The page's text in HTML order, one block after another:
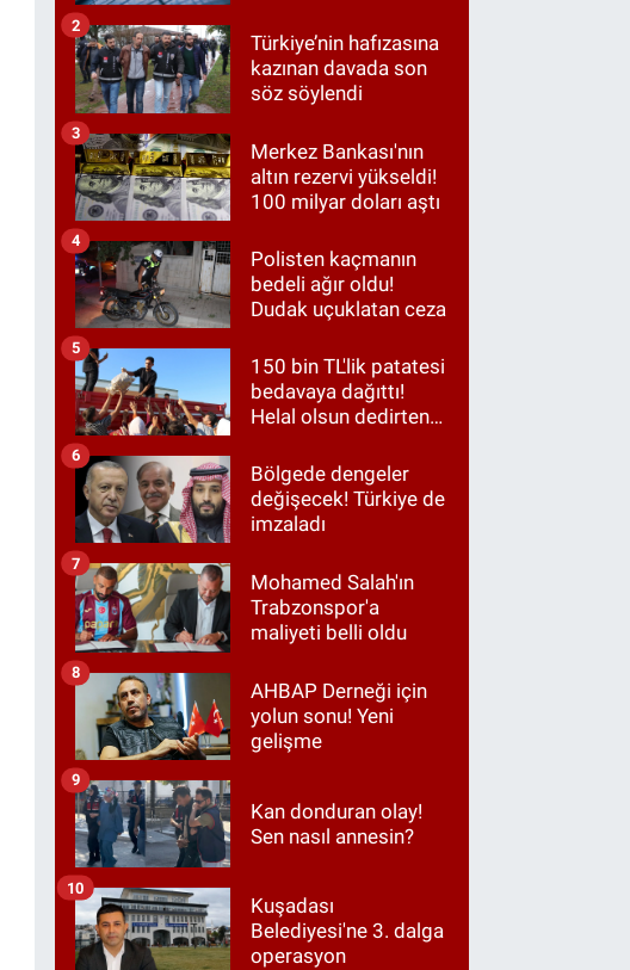
Türkiye’nin hafızasına
kazınan davada son
söz söylendi
2
Merkez Bankası'nın
altın rezervi yükseldi!
100 milyar doları aştı
3
Polisten kaçmanın
bedeli ağır oldu!
Dudak uçuklatan ceza
4
150 bin TL'lik patatesi
bedavaya dağıttı!
Helal olsun dedirten
5
Bölgede dengeler
değişecek! Türkiye de
imzaladı
6
Mohamed Salah'ın
Trabzonspor'a
maliyeti belli oldu
7
AHBAP Derneği için
yolun sonu! Yeni
gelişme
8
Kan donduran olay!
Sen nasıl annesin?
9
Kuşadası
Belediyesi'ne 3. dalga
operasyon
10